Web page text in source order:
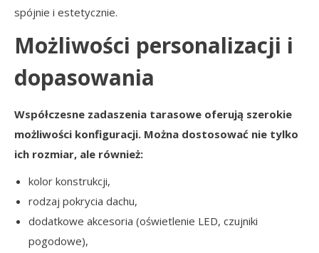
spójnie i estetycznie.
Możliwości personalizacji i
dopasowania
Współczesne zadaszenia tarasowe oferują szerokie
możliwości konfiguracji. Można dostosować nie tylko
ich rozmiar, ale również:
kolor konstrukcji,
rodzaj pokrycia dachu,
dodatkowe akcesoria (oświetlenie LED, czujniki
pogodowe),